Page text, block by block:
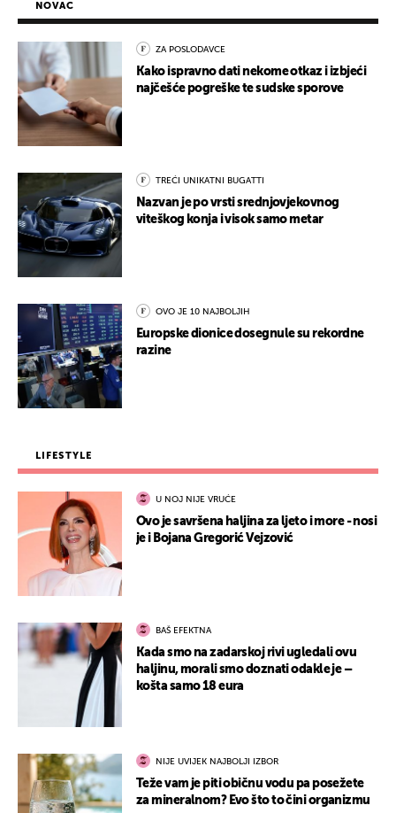
NOVAC
ZA POSLODAVCE
Kako ispravno dati nekome otkaz i izbjeći
najčešće pogreške te sudske sporove
TREĆI UNIKATNI BUGATTI
Nazvan je po vrsti srednjovjekovnog
viteškog konja i visok samo metar
OVO JE 10 NAJBOLJIH
Europske dionice dosegnule su rekordne
razine
LIFESTYLE
U NOJ NIJE VRUĆE
Ovo je savršena haljina za ljeto i more - nosi
je i Bojana Gregorić Vejzović
BAŠ EFEKTNA
Kada smo na zadarskoj rivi ugledali ovu
haljinu, morali smo doznati odakle je –
košta samo 18 eura
NIJE UVIJEK NAJBOLJI IZBOR
Teže vam je piti običnu vodu pa posežete
za mineralnom? Evo što to čini organizmu